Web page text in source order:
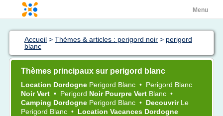
Menu
Accueil > Thèmes & articles : perigord noir > perigord
blanc
Thèmes principaux sur perigord blanc
Location Dordogne Perigord Blanc • Perigord Blanc
Noir Vert • Perigord Noir Pourpre Vert Blanc •
Camping Dordogne Perigord Blanc • Decouvrir Le
Perigord Blanc • Location Vacances Dordogne